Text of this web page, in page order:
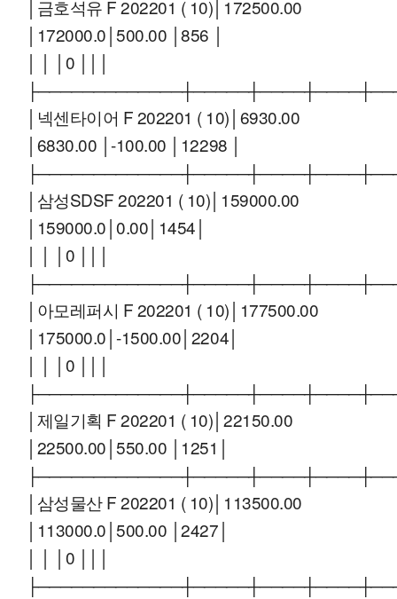
│금호석유 F 202201 ( 10)│172500.00
│172000.0│500.00 │856 │
│ │ │0 │││
│넥센타이어 F 202201 ( 10)│6930.00
│6830.00 │-100.00 │12298 │
│삼성SDSF 202201 ( 10)│159000.00
│159000.0│0.00│1454│
│ │ │0 │││
│아모레퍼시 F 202201 ( 10)│177500.00
│175000.0│-1500.00│2204│
│ │ │0 │││
│제일기획 F 202201 ( 10)│22150.00
│22500.00│550.00 │1251│
│삼성물산 F 202201 ( 10)│113500.00
│113000.0│500.00 │2427│
│ │ │0 │││